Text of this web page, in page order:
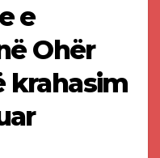
e
Ohër
krahasim